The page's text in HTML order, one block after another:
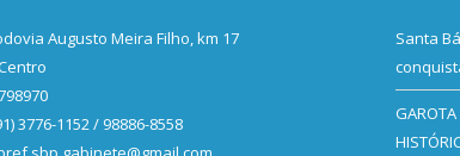
Augusto Meira Filho, km 17
3776-1152 / 98886-8558
Santa